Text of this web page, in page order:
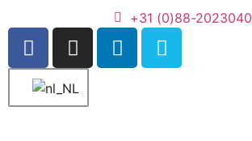
+31 (0)88-2023040